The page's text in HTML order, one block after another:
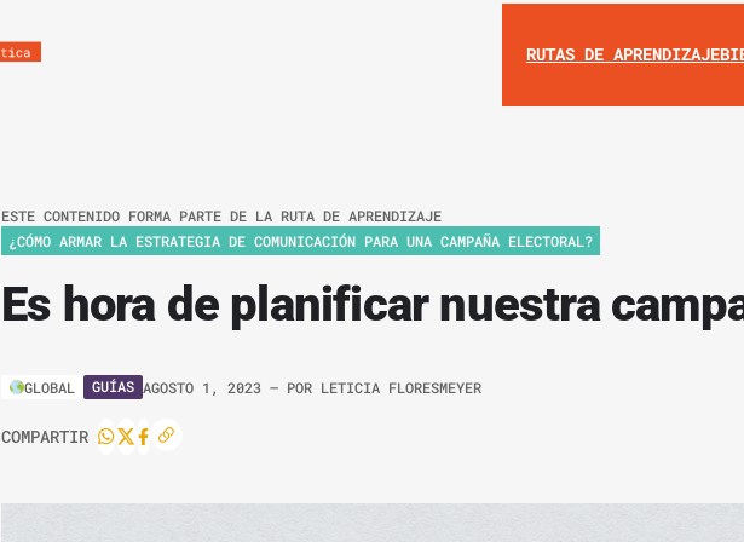
RUTAS DE APRENDIZAJE
ESTE CONTENIDO FORMA PARTE DE LA RUTA DE APRENDIZAJE
¿CÓMO ARMAR LA ESTRATEGIA DE COMUNICACIÓN PARA UNA CAMPAÑA ELECTORAL?
Es hora de planificar nuestra
GLOBAL GUÍAS AGOSTO 1, 2023 – POR LETICIA FLORESMEYER
COMPARTIR